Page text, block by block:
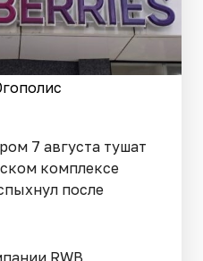
7 августа тушат
комплексе
после
RWB